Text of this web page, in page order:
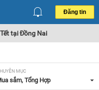
Đăng tin
tại Đồng Nai
MỤC
sắm, Tổng Hợp